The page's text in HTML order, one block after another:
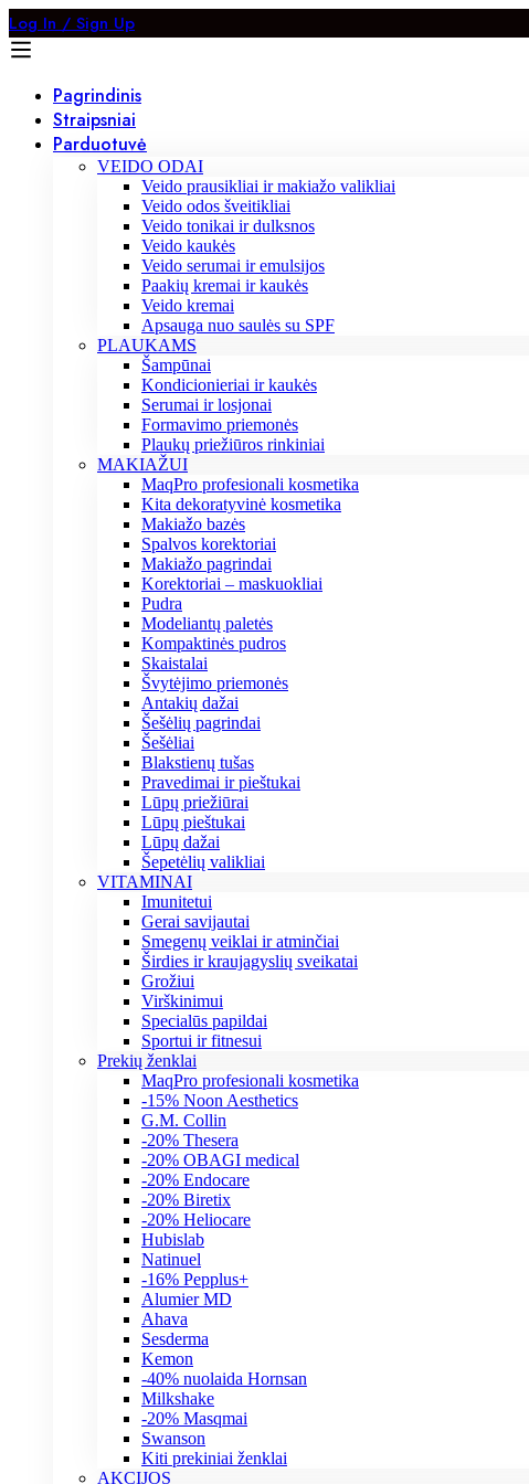
Log In / Sign Up
Pagrindinis
Straipsniai
Parduotuvė
VEIDO ODAI
Veido prausikliai ir makiažo valikliai
Veido odos šveitikliai
Veido tonikai ir dulksnos
Veido kaukės
Veido serumai ir emulsijos
Paakių kremai ir kaukės
Veido kremai
Apsauga nuo saulės su SPF
PLAUKAMS
Šampūnai
Kondicionieriai ir kaukės
Serumai ir losjonai
Formavimo priemonės
Plaukų priežiūros rinkiniai
MAKIAŽUI
MaqPro profesionali kosmetika
Kita dekoratyvinė kosmetika
Makiažo bazės
Spalvos korektoriai
Makiažo pagrindai
Korektoriai – maskuokliai
Pudra
Modeliantų paletės
Kompaktinės pudros
Skaistalai
Švytėjimo priemonės
Antakių dažai
Šešėlių pagrindai
Šešėliai
Blakstienų tušas
Pravedimai ir pieštukai
Lūpų priežiūrai
Lūpų pieštukai
Lūpų dažai
Šepetėlių valikliai
VITAMINAI
Imunitetui
Gerai savijautai
Smegenų veiklai ir atminčiai
Širdies ir kraujagyslių sveikatai
Grožiui
Virškinimui
Specialūs papildai
Sportui ir fitnesui
Prekių ženklai
MaqPro profesionali kosmetika
-15% Noon Aesthetics
G.M. Collin
-20% Thesera
-20% OBAGI medical
-20% Endocare
-20% Biretix
-20% Heliocare
Hubislab
Natinuel
-16% Pepplus+
Alumier MD
Ahava
Sesderma
Kemon
-40% nuolaida Hornsan
Milkshake
-20% Masqmai
Swanson
Kiti prekiniai ženklai
AKCIJOS